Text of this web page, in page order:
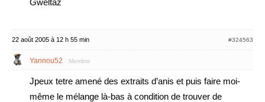
Gweltaz
22 août 2005 à 12 h 55 min #324563
Yannou52 Membre
Jpeux tetre amené des extraits d’anis et puis faire moi-
même le mélange là-bas à condition de trouver de